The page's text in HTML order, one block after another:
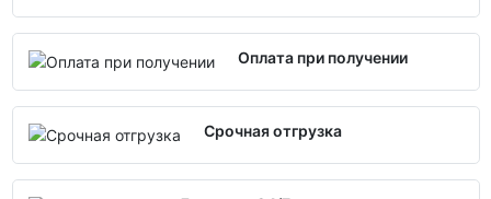
Оплата при получении
Срочная отгрузка